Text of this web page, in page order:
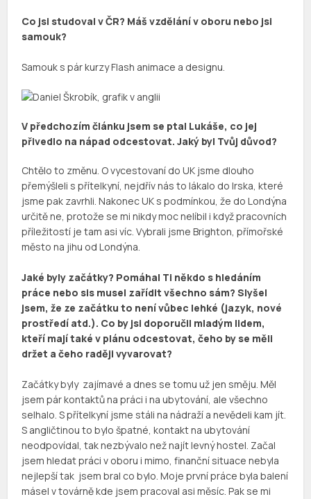
Co jsi studoval v ČR? Máš vzdělání v oboru nebo jsi
samouk?
Samouk s pár kurzy Flash animace a designu.
V předchozím článku jsem se ptal Lukáše, co jej
přivedlo na nápad odcestovat. Jaký byl Tvůj důvod?
Chtělo to změnu. O vycestovaní do UK jsme dlouho
přemýšleli s přítelkyní, nejdřív nás to lákalo do Irska, které
jsme pak zavrhli. Nakonec UK s podmínkou, že do Londýna
určitě ne, protože se mi nikdy moc nelíbil i když pracovních
příležitostí je tam asi víc. Vybrali jsme Brighton, přímořské
město na jihu od Londýna.
Jaké byly začátky? Pomáhal Ti někdo s hledáním
práce nebo sis musel zařídit všechno sám? Slyšel
jsem, že ze začátku to není vůbec lehké (jazyk, nové
prostředí atd.). Co by jsi doporučil mladým lidem,
kteří mají také v plánu odcestovat, čeho by se měli
držet a čeho raději vyvarovat?
Začátky byly zajímavé a dnes se tomu už jen směju. Měl
jsem pár kontaktů na práci i na ubytování, ale všechno
selhalo. S přítelkyní jsme stáli na nádraží a nevědeli kam jít.
S angličtinou to bylo špatné, kontakt na ubytování
neodpovídal, tak nezbývalo než najít levný hostel. Začal
jsem hledat práci v oboru i mimo, finanční situace nebyla
nejlepší tak jsem bral co bylo. Moje první práce byla balení
másel v továrně kde jsem pracoval asi měsíc. Pak se mi